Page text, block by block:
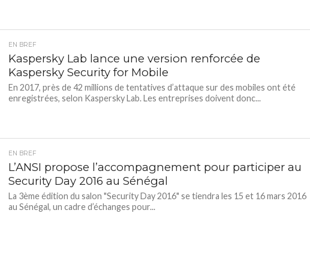
EN BREF
Kaspersky Lab lance une version renforcée de
Kaspersky Security for Mobile
En 2017, près de 42 millions de tentatives d’attaque sur des mobiles ont été
enregistrées, selon Kaspersky Lab. Les entreprises doivent donc...
EN BREF
L’ANSI propose l’accompagnement pour participer au
Security Day 2016 au Sénégal
La 3ème édition du salon "Security Day 2016" se tiendra les 15 et 16 mars 2016
au Sénégal, un cadre d’échanges pour...